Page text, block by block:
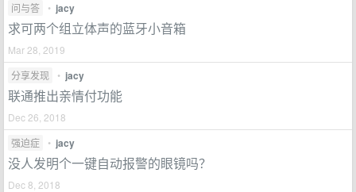
问与答
• jacy
求可两个组立体声的蓝牙小音箱
Mar 28, 2019
分享发现
• jacy
联通推出亲情付功能
Dec 26, 2018
强迫症
• jacy
没人发明个一键自动报警的眼镜吗？
Dec 8, 2018